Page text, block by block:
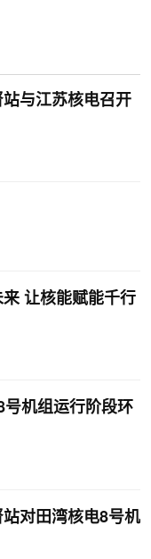
与江苏核电召开
让核能赋能千行
号机组运行阶段环
对田湾核电8号机